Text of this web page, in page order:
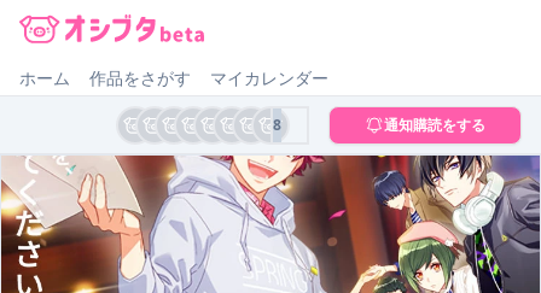
ホーム 作品をさがす マイカレンダー
8 通知購読をする